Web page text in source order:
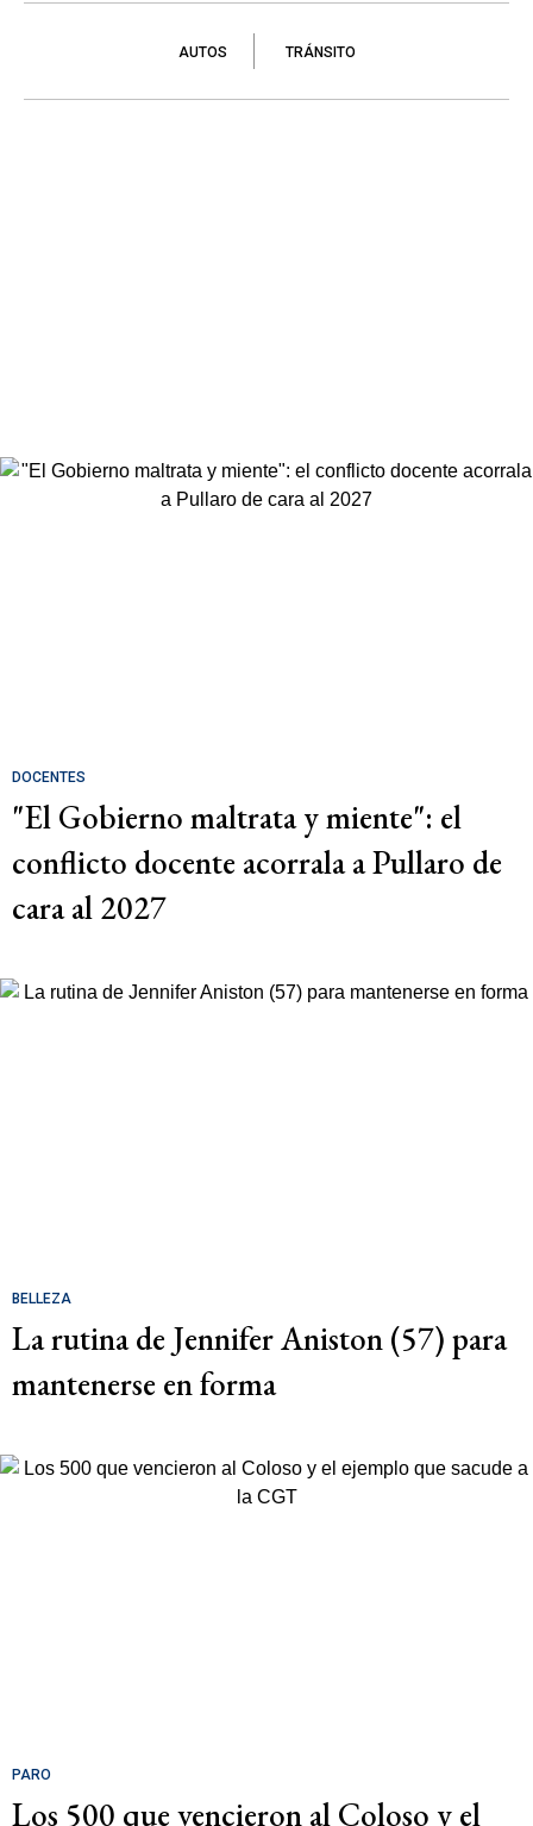
AUTOS TRÁNSITO
DOCENTES
"El Gobierno maltrata y miente": el
conflicto docente acorrala a Pullaro de
cara al 2027
BELLEZA
La rutina de Jennifer Aniston (57) para
mantenerse en forma
PARO
Los 500 que vencieron al Coloso y el